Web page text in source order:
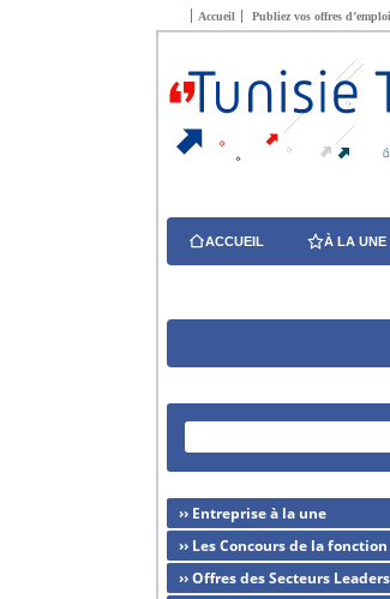
Accueil Publiez vos offres d’emploi
ACCUEIL À LA UNE
›› Entreprise à la une
›› Les Concours de la
›› Offres des Secteurs Leaders